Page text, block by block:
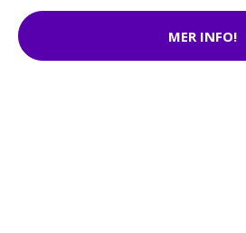
MER INFO!